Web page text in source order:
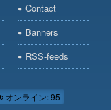
Contact
Banners
RSS-feeds
オンライン: 95